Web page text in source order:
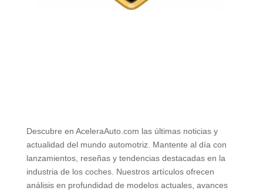
Descubre en AceleraAuto.com las últimas noticias y
actualidad del mundo automotriz. Mantente al día con
lanzamientos, reseñas y tendencias destacadas en la
industria de los coches. Nuestros artículos ofrecen
análisis en profundidad de modelos actuales, avances